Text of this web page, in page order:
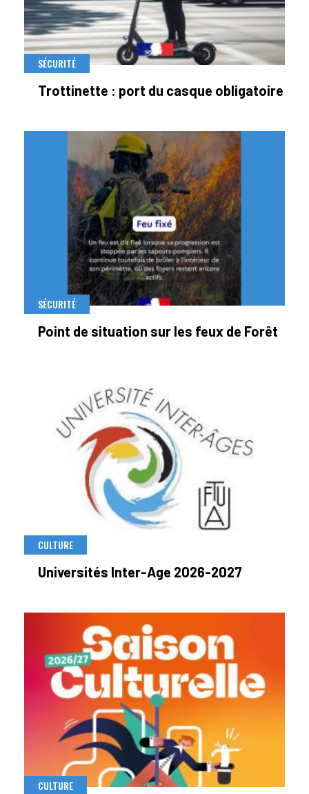
SÉCURITÉ
Trottinette : port du casque obligatoire
SÉCURITÉ
Point de situation sur les feux de Forêt
CULTURE
Universités Inter-Age 2026-2027
CULTURE